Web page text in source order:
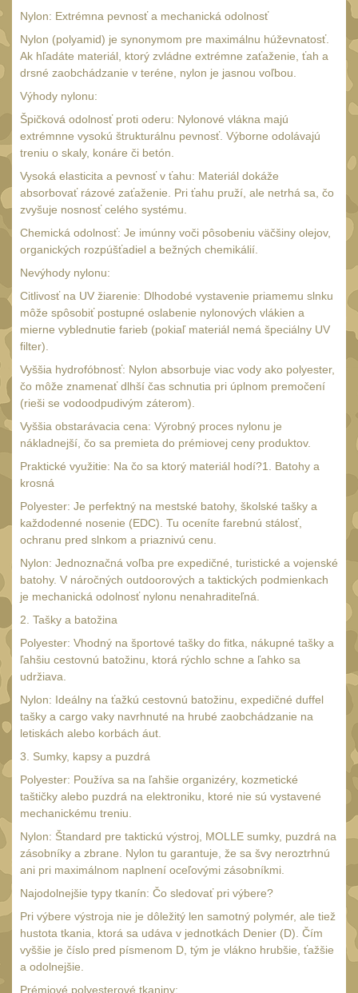
Dvojnožky pro picatinny
Dvojnožky pro M-LOK9
Dvojnožky na otočný
čep
Popruhy a poutka40
Príslušenstvo18
OPTIKY (146)
Monokuláry5
Kolimátory53
Zvětšovací moduly 5
LPVO
Na vzduchovku15
Na kuše
Velký oční reliéf1
Na dlouhé
vzdálenosti
Multi-range
Krátka a střední
vzdálenost16
Príslušenstvo pre
UTG 45
Accushot
Accushot Tactical
Accushot Precision3
BugBuster4
Kolimátory
Schmidt&Bender 3
Delta Optical
Sightmark 19
Vector Optics5
ČIŠTĚNÍ A ÚDRŽBA(67)
Čištění
Nylon: Extrémna pevnosť a mechanická odolnosť
Nylon (polyamid) je synonymom pre maximálnu húževnatosť.
Ak hľadáte materiál, ktorý zvládne extrémne zaťaženie, ťah a
drsné zaobchádzanie v teréne, nylon je jasnou voľbou.
Výhody nylonu:
Špičková odolnosť proti oderu: Nylonové vlákna majú
extrémnne vysokú štrukturálnu pevnosť. Výborne odolávajú
treniu o skaly, konáre či betón.
Vysoká elasticita a pevnosť v ťahu: Materiál dokáže
absorbovať rázové zaťaženie. Pri ťahu pruží, ale netrhá sa, čo
zvyšuje nosnosť celého systému.
Chemická odolnosť: Je imúnny voči pôsobeniu väčšiny olejov,
organických rozpúšťadiel a bežných chemikálií.
Nevýhody nylonu:
Citlivosť na UV žiarenie: Dlhodobé vystavenie priamemu slnku
môže spôsobiť postupné oslabenie nylonových vlákien a
mierne vyblednutie farieb (pokiaľ materiál nemá špeciálny UV
filter).
Vyššia hydrofóbnosť: Nylon absorbuje viac vody ako polyester,
čo môže znamenať dlhší čas schnutia pri úplnom premočení
(rieši se vodoodpudivým záterom).
Vyššia obstarávacia cena: Výrobný proces nylonu je
nákladnejší, čo sa premieta do prémiovej ceny produktov.
Praktické využitie: Na čo sa ktorý materiál hodí?1. Batohy a
krosná
Polyester: Je perfektný na mestské batohy, školské tašky a
každodenné nosenie (EDC). Tu oceníte farebnú stálosť,
ochranu pred slnkom a priaznivú cenu.
Nylon: Jednoznačná voľba pre expedičné, turistické a vojenské
batohy. V náročných outdoorových a taktických podmienkach
je mechanická odolnosť nylonu nenahraditeľná.
2. Tašky a batožina
Polyester: Vhodný na športové tašky do fitka, nákupné tašky a
ľahšiu cestovnú batožinu, ktorá rýchlo schne a ľahko sa
udržiava.
Nylon: Ideálny na ťažkú cestovnú batožinu, expedičné duffel
tašky a cargo vaky navrhnuté na hrubé zaobchádzanie na
letiskách alebo korbách áut.
3. Sumky, kapsy a puzdrá
Polyester: Používa sa na ľahšie organizéry, kozmetické
taštičky alebo puzdrá na elektroniku, ktoré nie sú vystavené
mechanickému treniu.
Nylon: Štandard pre taktickú výstroj, MOLLE sumky, puzdrá na
zásobníky a zbrane. Nylon tu garantuje, že sa švy neroztrhnú
ani pri maximálnom naplnení oceľovými zásobníkmi.
Najodolnejšie typy tkanín: Čo sledovať pri výbere?
Pri výbere výstroja nie je dôležitý len samotný polymér, ale tiež
hustota tkania, ktorá sa udáva v jednotkách Denier (D). Čím
vyššie je číslo pred písmenom D, tým je vlákno hrubšie, ťažšie
a odolnejšie.
Prémiové polyesterové tkaniny: